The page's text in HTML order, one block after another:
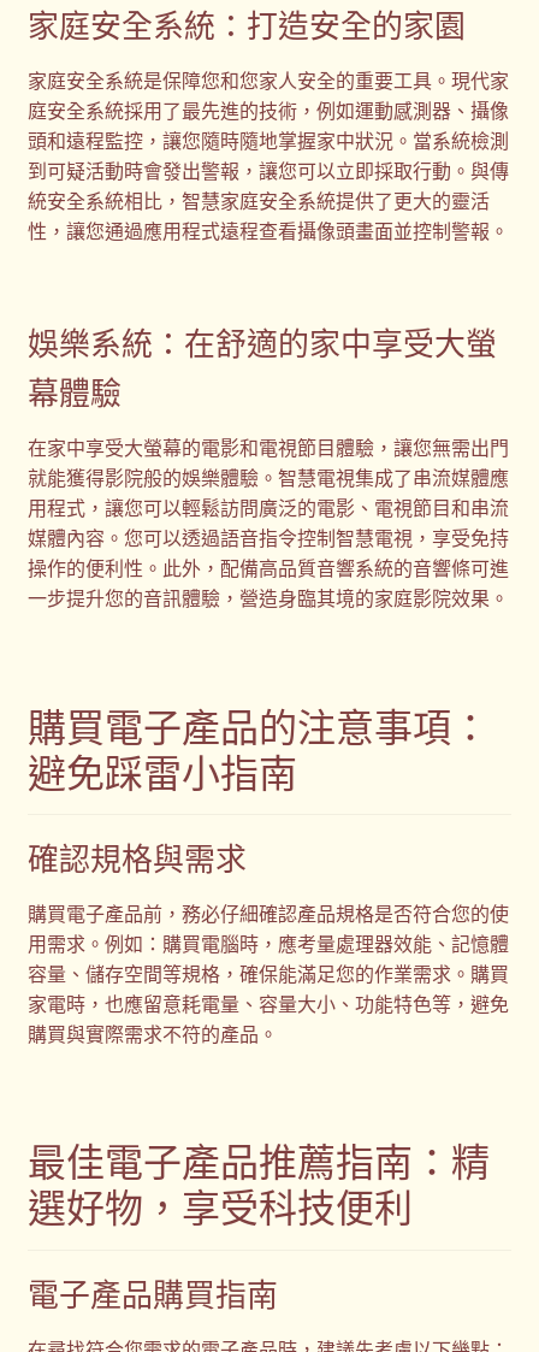
家庭安全系統：打造安全的家園
家庭安全系統是保障您和您家人安全的重要工具。現代家
庭安全系統採用了最先進的技術，例如運動感測器、攝像
頭和遠程監控，讓您隨時隨地掌握家中狀況。當系統檢測
到可疑活動時會發出警報，讓您可以立即採取行動。與傳
統安全系統相比，智慧家庭安全系統提供了更大的靈活
性，讓您通過應用程式遠程查看攝像頭畫面並控制警報。
娛樂系統：在舒適的家中享受大螢
幕體驗
在家中享受大螢幕的電影和電視節目體驗，讓您無需出門
就能獲得影院般的娛樂體驗。智慧電視集成了串流媒體應
用程式，讓您可以輕鬆訪問廣泛的電影、電視節目和串流
媒體內容。您可以透過語音指令控制智慧電視，享受免持
操作的便利性。此外，配備高品質音響系統的音響條可進
一步提升您的音訊體驗，營造身臨其境的家庭影院效果。
購買電子產品的注意事項：
避免踩雷小指南
確認規格與需求
購買電子產品前，務必仔細確認產品規格是否符合您的使
用需求。例如：購買電腦時，應考量處理器效能、記憶體
容量、儲存空間等規格，確保能滿足您的作業需求。購買
家電時，也應留意耗電量、容量大小、功能特色等，避免
購買與實際需求不符的產品。
最佳電子產品推薦指南：精
選好物，享受科技便利
電子產品購買指南